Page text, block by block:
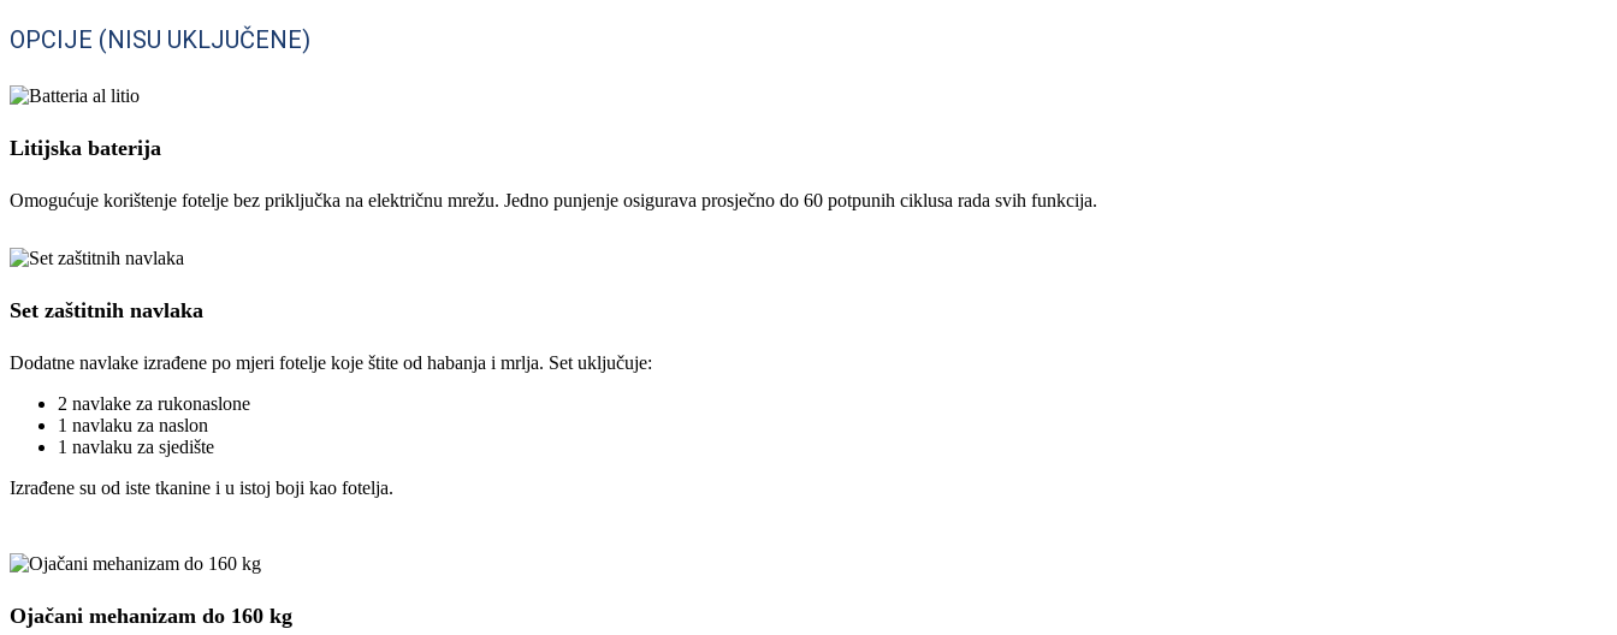
OPCIJE (NISU UKLJUČENE)
Litijska baterija
Omogućuje korištenje fotelje bez priključka na električnu mrežu. Jedno punjenje osigurava prosječno do 60 potpunih ciklusa rada svih funkcija.
Set zaštitnih navlaka
Dodatne navlake izrađene po mjeri fotelje koje štite od habanja i mrlja. Set uključuje:
2 navlake za rukonaslone
1 navlaku za naslon
1 navlaku za sjedište
Izrađene su od iste tkanine i u istoj boji kao fotelja.
Ojačani mehanizam do 160 kg